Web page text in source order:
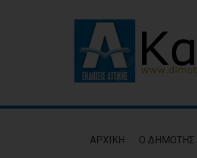
AΡXIKH Ο ΔΗΜΟΤΗΣ